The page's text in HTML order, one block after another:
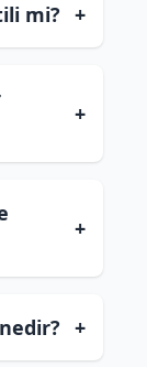
mi? +
+
+
+